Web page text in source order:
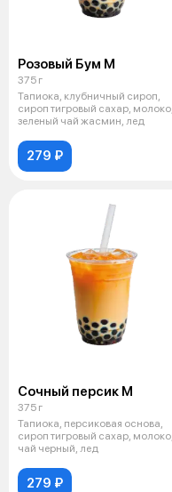
Розовый Бум М
375 г
Тапиока, клубничный сироп,
сироп тигровый сахар, молоко,
зеленый чай жасмин, лед
279 ₽
Сочный персик М
375 г
Тапиока, персиковая основа,
сироп тигровый сахар, молоко,
чай черный, лед
279 ₽